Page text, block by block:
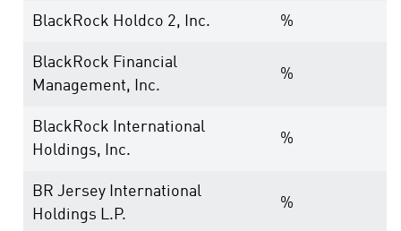
BlackRock Holdco 2, Inc. %
BlackRock Financial
Management, Inc.
%
BlackRock International
Holdings, Inc.
%
BR Jersey International
Holdings L.P.
%